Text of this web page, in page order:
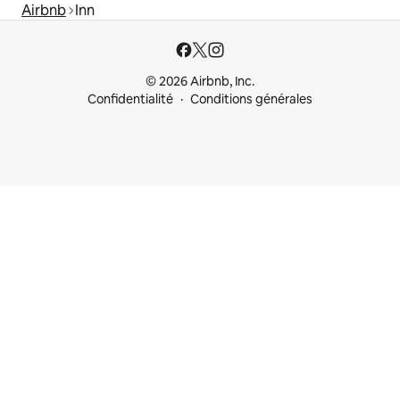
Airbnb Inn
© 2026 Airbnb, Inc.
Confidentialité
Conditions générales